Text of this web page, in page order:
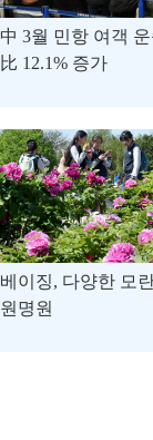
中 3월 민항 여객
比 12.1% 증가
베이징, 다양한 모
원명원